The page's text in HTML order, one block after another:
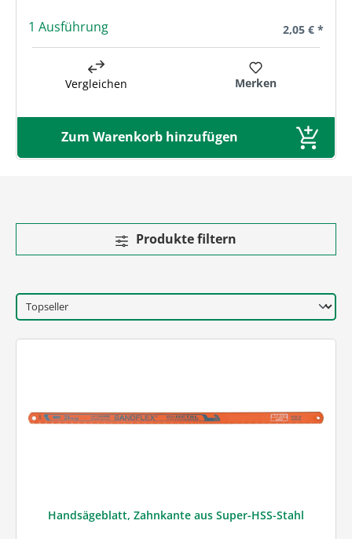
1 Ausführung Regulärer
2,05 € *
Vergleichen Merken
Zum Warenkorb hinzufügen
Produkte filtern
Handsägeblatt, Zahnkante aus Super-HSS-Stahl